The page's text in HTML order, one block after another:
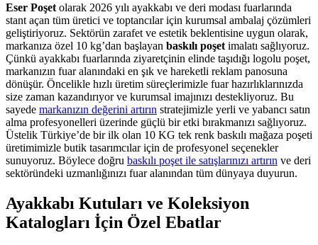
Eser Poşet olarak 2026 yılı ayakkabı ve deri modası fuarlarında
stant açan tüm üretici ve toptancılar için kurumsal ambalaj çözümleri
geliştiriyoruz. Sektörün zarafet ve estetik beklentisine uygun olarak,
markanıza özel 10 kg’dan başlayan baskılı poşet imalatı sağlıyoruz.
Çünkü ayakkabı fuarlarında ziyaretçinin elinde taşıdığı logolu poşet,
markanızın fuar alanındaki en şık ve hareketli reklam panosuna
dönüşür. Öncelikle hızlı üretim süreçlerimizle fuar hazırlıklarınızda
size zaman kazandırıyor ve kurumsal imajınızı destekliyoruz. Bu
sayede markanızın değerini artırın stratejimizle yerli ve yabancı satın
alma profesyonelleri üzerinde güçlü bir etki bırakmanızı sağlıyoruz.
Üstelik Türkiye’de bir ilk olan 10 KG tek renk baskılı mağaza poşeti
üretimimizle butik tasarımcılar için de profesyonel seçenekler
sunuyoruz. Böylece doğru baskılı poşet ile satışlarınızı artırın ve deri
sektöründeki uzmanlığınızı fuar alanından tüm dünyaya duyurun.
Ayakkabı Kutuları ve Koleksiyon
Katalogları İçin Özel Ebatlar